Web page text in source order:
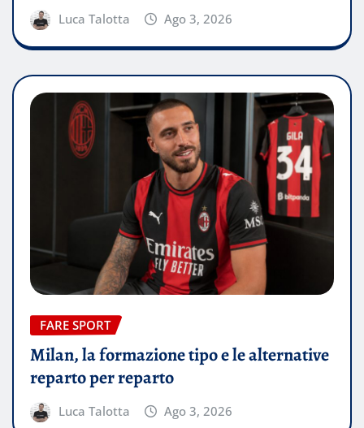
Luca Talotta Ago 3, 2026
FARE SPORT
Milan, la formazione tipo e le alternative
reparto per reparto
Luca Talotta Ago 3, 2026